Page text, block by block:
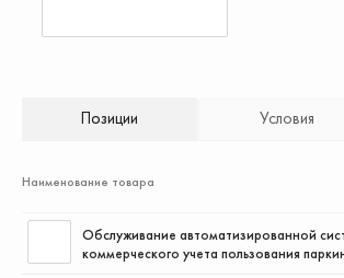
Позиции Условия
Наименование товара
Обслуживание автоматизированной
коммерческого учета пользования